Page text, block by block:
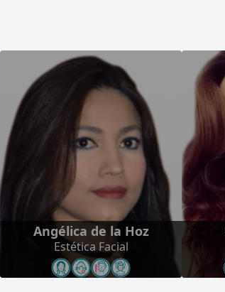
Angélica de la Hoz
Estética Facial